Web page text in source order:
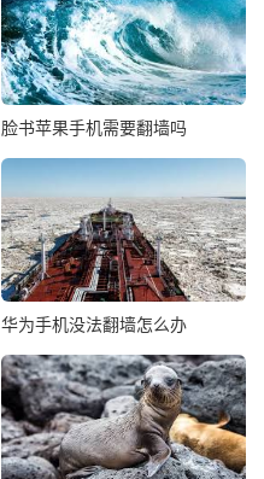
脸书苹果手机需要翻墙吗
华为手机没法翻墙怎么办